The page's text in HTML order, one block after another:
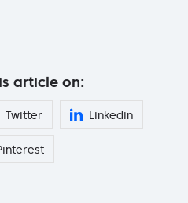
article on:
Twitter Linkedin